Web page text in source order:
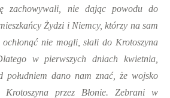
zachowywali, nie dając powodu do
Żydzi i Niemcy, którzy na sam
nie mogli, słali do Krotoszyna
w pierwszych dniach kwietnia,
południem dano nam znać, że wojsko
przez Błonie. Zebrani w